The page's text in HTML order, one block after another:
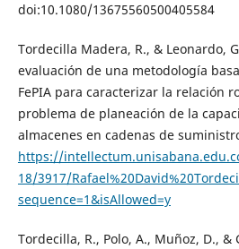
doi:10.1080/13675560500405584
Tordecilla Madera, R., & Leonardo,
evaluación de una metodología
FePIA para caracterizar la relación
problema de planeación de la
almacenes en cadenas de
https://
18/3917/
sequence=1&isAllowed=y
Tordecilla, R., Polo, A., Muñoz, D., &